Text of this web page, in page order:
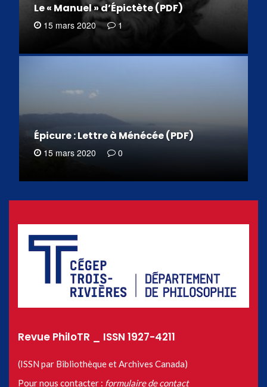
Le « Manuel » d’Épictète (PDF)
15 mars 2020 1
Épicure : Lettre à Ménécée (PDF)
15 mars 2020 0
Revue PhiloTR _ ISSN 1927-4211
(ISSN par Bibliothèque et Archives Canada)
Pour nous contacter : formulaire de contact